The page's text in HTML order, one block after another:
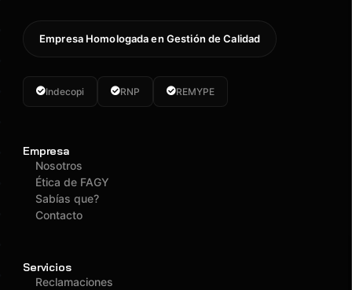
Empresa Homologada en Gestión de Calidad
Indecopi RNP REMYPE
Empresa
Nosotros
Ética de FAGY
Sabías que?
Contacto
Servicios
Reclamaciones